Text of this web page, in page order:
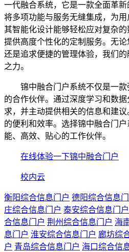
一代融合系统，它是一款全面革
将多项功能与服务无缝集成，为用
其智能化设计能够轻松应对复杂
提供高度个性化的定制服务。无论
还是追求便捷的管理体验，我们
之力。
锦中融合门户系统不仅是一款
的合作伙伴。通过深度学习和数
求，并主动提供相关的信息和建
的便利和效率。选择锦中融合门
能、高效、贴心的工作伙伴。
在线体验一下锦中融合门户
校内云
衡阳综合信息门户 德阳综合信息
庄综合信息门户 泰安综合信息门户
合信息门户 荆州综合信息门户 海
息门户 淮安综合信息门户 廊坊综
户 青岛综合信息门户 海口综合信